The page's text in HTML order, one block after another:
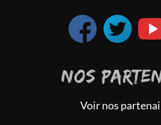
NOS
Voir nos